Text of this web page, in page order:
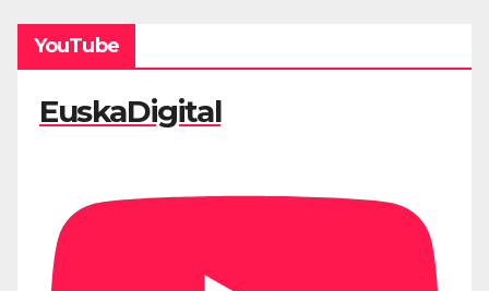
YouTube
EuskaDigital